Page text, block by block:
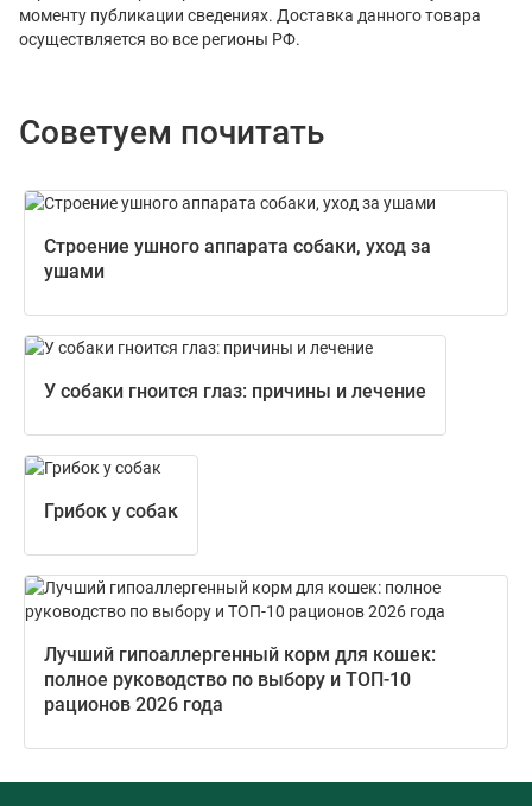
моменту публикации сведениях. Доставка данного товара
осуществляется во все регионы РФ.
Советуем почитать
Строение ушного аппарата собаки, уход за
ушами
У собаки гноится глаз: причины и лечение
Грибок у собак
Лучший гипоаллергенный корм для кошек:
полное руководство по выбору и ТОП-10
рационов 2026 года